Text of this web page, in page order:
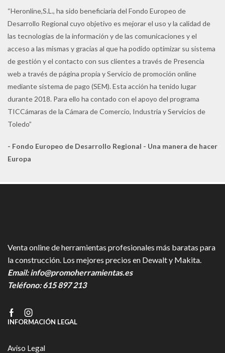
“Heronline,S.L., ha sido beneficiaria del Fondo Europeo de
Desarrollo Regional cuyo objetivo es mejorar el uso y la calidad de
las tecnologías de la información y de las comunicaciones y el
acceso a las mismas y gracias al que ha podido optimizar su sistema
de gestión y el contacto con sus clientes a través de Presencia
web a través de página propia y Servicio de promoción online
mediante sistema de pago (SEM). Esta acción ha tenido lugar
durante 2018. Para ello ha contado con el apoyo del programa
TICCámaras de la Cámara de Comercio, Industria y Servicios de
Toledo”
- Fondo Europeo de Desarrollo Regional - Una manera de hacer
Europa
Venta online de herramientas profesionales más baratas para
la construcción. Los mejores precios en Dewalt y Makita.
Email:info@promoherramientas.es
Teléfono:615 897 213
FacebookInstagram
INFORMACIÓN LEGAL
Aviso Legal